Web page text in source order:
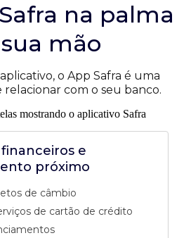
na palma
mão
o App Safra é uma
relacionar com o seu banco.
e
próximo
de câmbio
de cartão de crédito